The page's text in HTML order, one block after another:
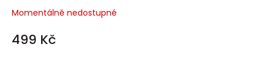
Momentálně nedostupné
499 Kč